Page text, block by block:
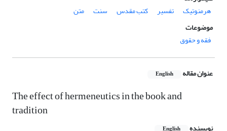
هرمنوتیک
تفسیر کتب مقدس سنت
متن
موضوعات
فقه و حقوق
عنوان مقاله English
The effect of hermeneutics in the book and
tradition